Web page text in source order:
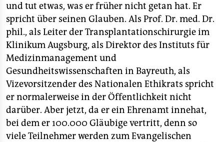
und tut etwas, was er früher nicht getan hat. Er
spricht über seinen Glauben. Als Prof. Dr. med. Dr.
phil., als Leiter der Transplantationschirurgie im
Klinikum Augsburg, als Direktor des Instituts für
Medizinmanagement und
Gesundheitswissenschaften in Bayreuth, als
Vizevorsitzender des Nationalen Ethikrats spricht
er normalerweise in der Öffentlichkeit nicht
darüber. Aber jetzt, da er ein Ehrenamt innehat,
bei dem er 100.000 Gläubige vertritt, denn so
viele Teilnehmer werden zum Evangelischen